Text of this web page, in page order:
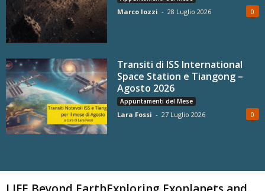
Marco Iozzi - 28 Luglio 2026 0
Transiti di ISS International
Space Station e Tiangong –
Agosto 2026
Appuntamenti del Mese
Lara Fossi - 27 Luglio 2026 0